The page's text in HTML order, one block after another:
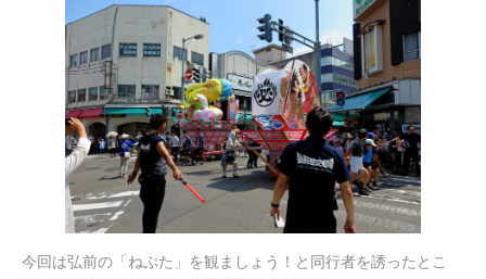
今回は弘前の「ねぷた」を観ましょう！と同行者を誘ったとこ